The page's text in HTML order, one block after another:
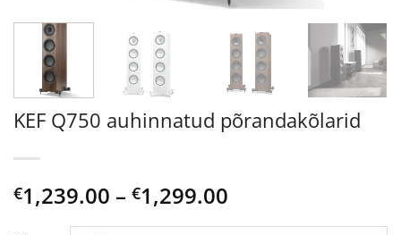
KEF Q750 auhinnatud põrandakõlarid
€1,239.00 – €1,299.00